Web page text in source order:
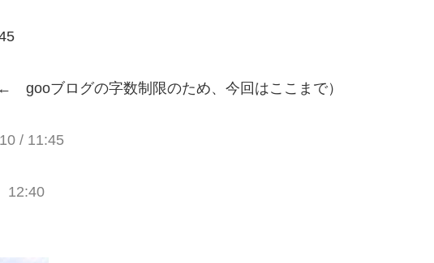
ブログの字数制限のため、今回はここまで）
/ 11:45
12:40